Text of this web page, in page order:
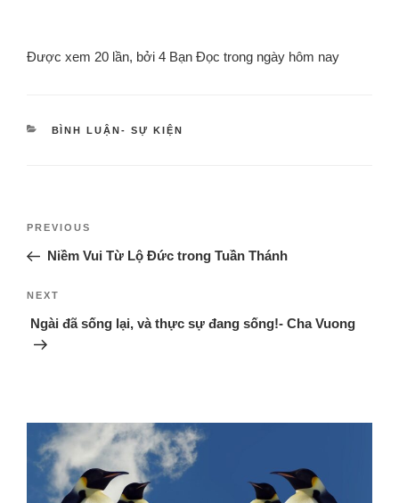
Được xem 20 lần, bởi 4 Bạn Đọc trong ngày hôm nay
BÌNH LUẬN- SỰ KIỆN
PREVIOUS
Niềm Vui Từ Lộ Đức trong Tuần Thánh
NEXT
Ngài đã sống lại, và thực sự đang sống!- Cha Vuong